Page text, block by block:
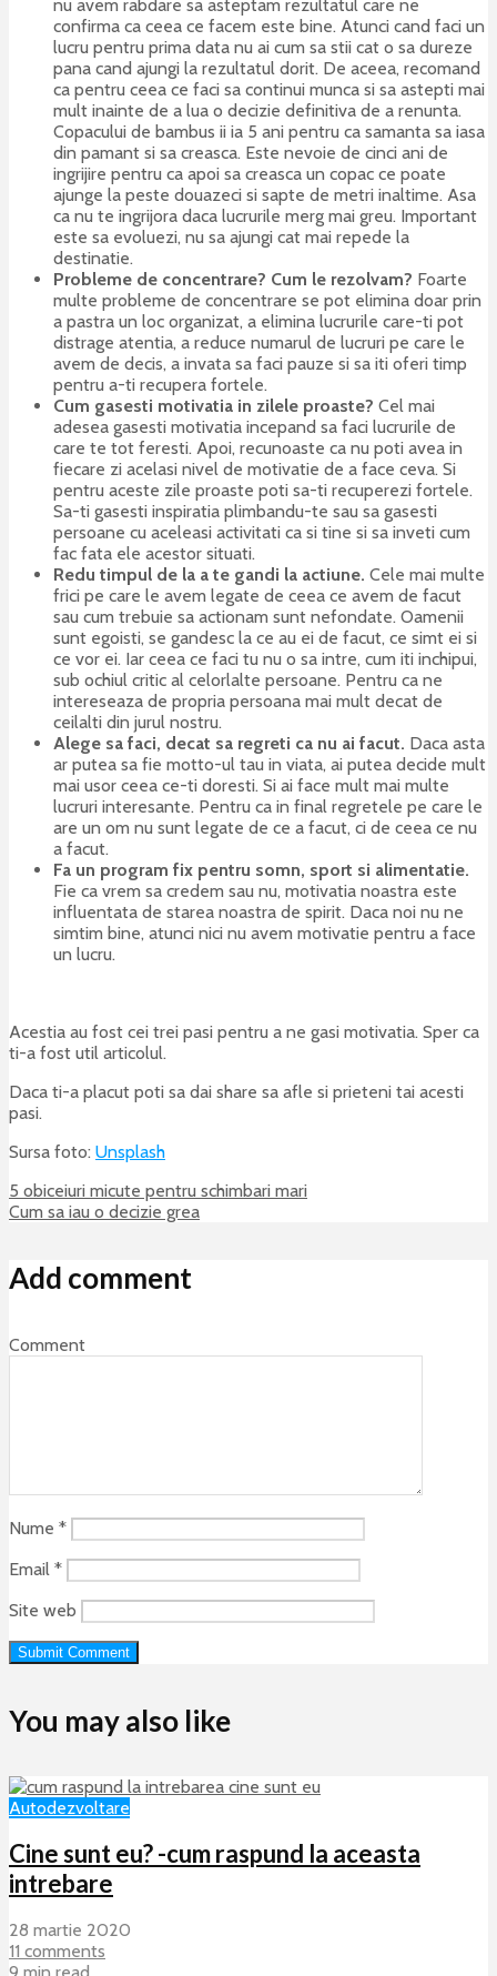
nu avem rabdare sa asteptam rezultatul care ne
confirma ca ceea ce facem este bine. Atunci cand faci un
lucru pentru prima data nu ai cum sa stii cat o sa dureze
pana cand ajungi la rezultatul dorit. De aceea, recomand
ca pentru ceea ce faci sa continui munca si sa astepti mai
mult inainte de a lua o decizie definitiva de a renunta.
Copacului de bambus ii ia 5 ani pentru ca samanta sa iasa
din pamant si sa creasca. Este nevoie de cinci ani de
ingrijire pentru ca apoi sa creasca un copac ce poate
ajunge la peste douazeci si sapte de metri inaltime. Asa
ca nu te ingrijora daca lucrurile merg mai greu. Important
este sa evoluezi, nu sa ajungi cat mai repede la
destinatie.
Probleme de concentrare? Cum le rezolvam? Foarte
multe probleme de concentrare se pot elimina doar prin
a pastra un loc organizat, a elimina lucrurile care-ti pot
distrage atentia, a reduce numarul de lucruri pe care le
avem de decis, a invata sa faci pauze si sa iti oferi timp
pentru a-ti recupera fortele.
Cum gasesti motivatia in zilele proaste? Cel mai
adesea gasesti motivatia incepand sa faci lucrurile de
care te tot feresti. Apoi, recunoaste ca nu poti avea in
fiecare zi acelasi nivel de motivatie de a face ceva. Si
pentru aceste zile proaste poti sa-ti recuperezi fortele.
Sa-ti gasesti inspiratia plimbandu-te sau sa gasesti
persoane cu aceleasi activitati ca si tine si sa inveti cum
fac fata ele acestor situati.
Redu timpul de la a te gandi la actiune. Cele mai multe
frici pe care le avem legate de ceea ce avem de facut
sau cum trebuie sa actionam sunt nefondate. Oamenii
sunt egoisti, se gandesc la ce au ei de facut, ce simt ei si
ce vor ei. Iar ceea ce faci tu nu o sa intre, cum iti inchipui,
sub ochiul critic al celorlalte persoane. Pentru ca ne
intereseaza de propria persoana mai mult decat de
ceilalti din jurul nostru.
Alege sa faci, decat sa regreti ca nu ai facut. Daca asta
ar putea sa fie motto-ul tau in viata, ai putea decide mult
mai usor ceea ce-ti doresti. Si ai face mult mai multe
lucruri interesante. Pentru ca in final regretele pe care le
are un om nu sunt legate de ce a facut, ci de ceea ce nu
a facut.
Fa un program fix pentru somn, sport si alimentatie.
Fie ca vrem sa credem sau nu, motivatia noastra este
influentata de starea noastra de spirit. Daca noi nu ne
simtim bine, atunci nici nu avem motivatie pentru a face
un lucru.
Acestia au fost cei trei pasi pentru a ne gasi motivatia. Sper ca
ti-a fost util articolul.
Daca ti-a placut poti sa dai share sa afle si prieteni tai acesti
pasi.
Sursa foto: Unsplash
5 obiceiuri micute pentru schimbari mari
Cum sa iau o decizie grea
Add comment
Comment
Nume *
Email *
Site web
You may also like
Autodezvoltare
Cine sunt eu? -cum raspund la aceasta
intrebare
28 martie 2020
11 comments
9 min read